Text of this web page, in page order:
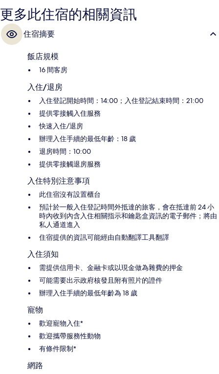
更多此住宿的相關資訊
住宿摘要
飯店規模
16 間客房
入住/退房
入住登記開始時間：14:00；入住登記結束時間：21:00
提供零接觸入住服務
快速入住/退房
辦理入住手續的最低年齡：18 歲
退房時間：10:00
提供零接觸退房服務
入住特別注意事項
此住宿沒有設置櫃台
預計於一般入住登記時間外抵達的旅客，會在抵達前 24 小
時內收到內含入住相關指示和鑰匙盒資訊的電子郵件；將由
私人通道進入
住宿提供的資訊可能經由自動翻譯工具翻譯
入住須知
需提供信用卡、金融卡或以現金做為雜費的押金
可能需要出示政府核發且附有照片的證件
辦理入住手續的最低年齡為 18 歲
寵物
歡迎寵物入住*
歡迎攜帶服務性動物
有條件限制*
網路